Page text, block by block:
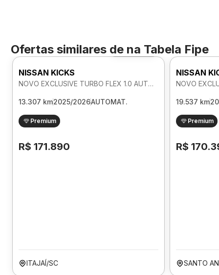
Ofertas similares de na Tabela Fipe
Foto 360º
NISSAN KICKS
NOVO EXCLUSIVE TURBO FLEX 1.0 AUTOMATICO
13.307 km2025/2026AUTOMAT.
Premium
R$ 171.890
ITAJAÍ/SC
NISSAN
19.537 km
Premium
R$
SANTO